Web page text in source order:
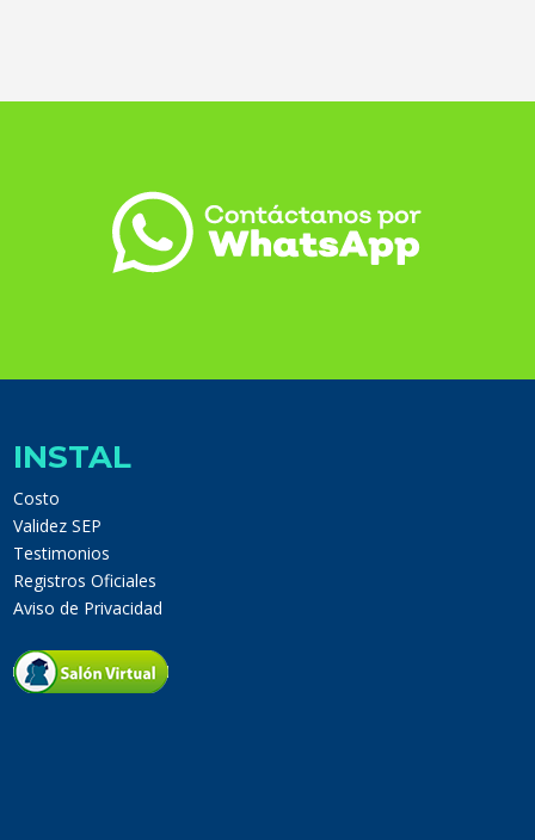
INSTAL
Costo
Validez SEP
Testimonios
Registros Oficiales
Aviso de Privacidad